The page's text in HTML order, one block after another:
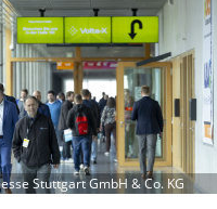
Stuttgart GmbH & Co. KG